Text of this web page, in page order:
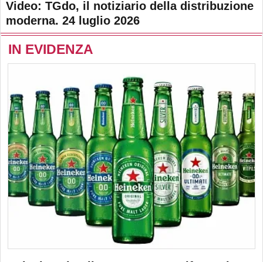
Video: TGdo, il notiziario della distribuzione
moderna. 24 luglio 2026
IN EVIDENZA